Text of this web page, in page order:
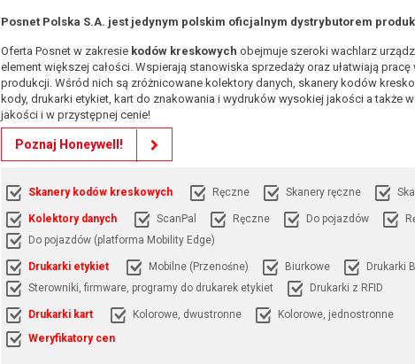
Posnet Polska S.A. jest jedynym polskim oficjalnym dystrybutorem
Oferta Posnet w zakresie kodów kreskowych obejmuje szeroki wachlarz
element większej całości. Wspierają stanowiska sprzedaży oraz ułatwiają
produkcji. Wśród nich są zróżnicowane kolektory danych, skanery kodów
kody, drukarki etykiet, kart do znakowania i wydruków wysokiej jakości a także
jakości i w przystępnej cenie!
Poznaj Honeywell!
Skanery kodów kreskowych Ręczne Skanery ręczne
Kolektory danych ScanPal Ręczne Do pojazdów
Do pojazdów (platforma Mobility Edge)
Drukarki etykiet Mobilne (Przenośne) Biurkowe Drukarki
Sterowniki, firmware, programy do drukarek etykiet
Drukarki z RFID
Drukarki kart Kolorowe, dwustronne
Kolorowe, jednostronne
Weryfikatory cen